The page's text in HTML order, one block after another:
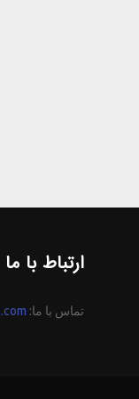
ارتباط با ما
تماس با ما: